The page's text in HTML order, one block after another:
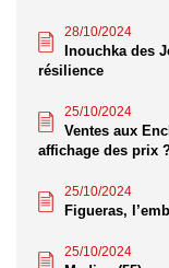
28/10/2024
Inouchka des
résilience
25/10/2024
Ventes aux
affichage des prix
25/10/2024
Figueras,
25/10/2024